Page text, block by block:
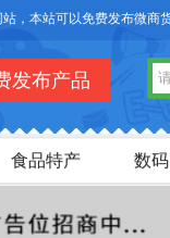
站可以免费发布微商货源
发布产品
食品特产 数